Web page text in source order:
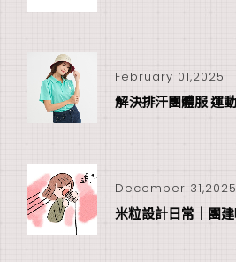
February 01,2025
December 31,2025